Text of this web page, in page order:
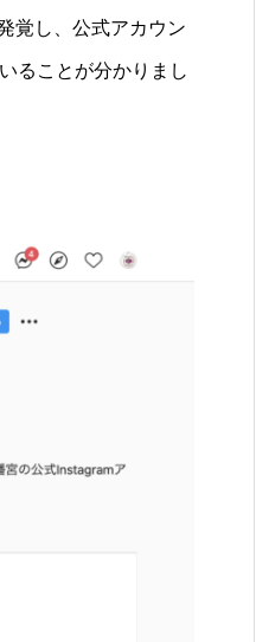
覚し、公式アカウン
ることが分かりまし